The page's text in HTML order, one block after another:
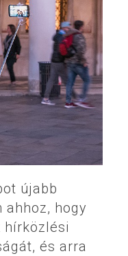
újabb
ahhoz, hogy
hírközlési
és arra